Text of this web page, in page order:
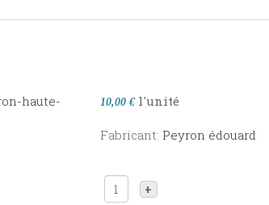
10,00 € l'unité
Fabricant: Peyron édouard
+